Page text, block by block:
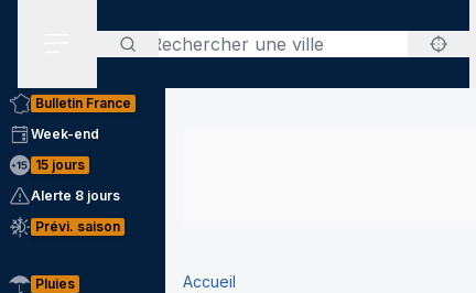
Rechercher
Bulletin France
Week-end
15 jours
Alerte 8 jours
Prévi. saison
Pluies
Accueil